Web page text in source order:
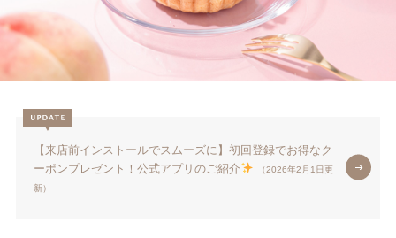
【来店前インストールでスムーズに】初回登録でお得なク
ーポンプレゼント！公式アプリのご紹介
（2026年2月1日更
新）